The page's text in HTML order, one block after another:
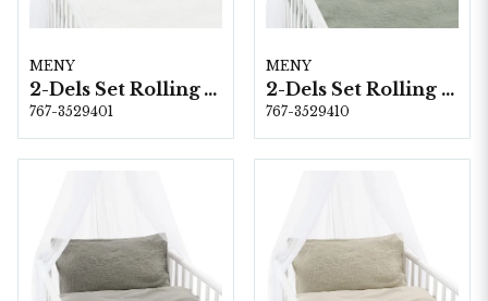
MENY
2-Dels Set Rolling Vit Spjälsäng
767-3529401
MENY
2-Dels Set Rolling Grön Spjälsäng
767-3529410